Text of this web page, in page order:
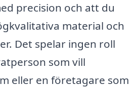
precision och att du
material och
Det spelar ingen roll
som vill
eller en företagare som